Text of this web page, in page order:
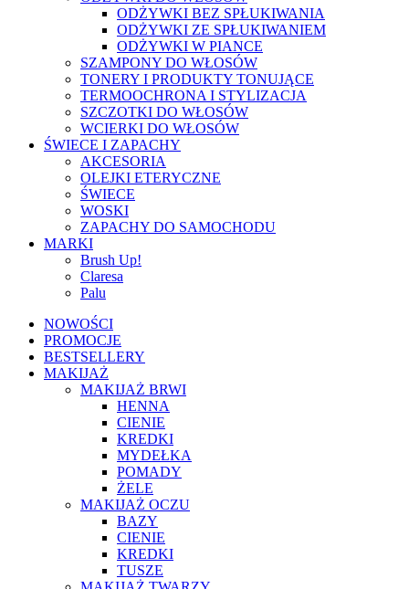
ODŻYWKI BEZ SPŁUKIWANIA
ODŻYWKI ZE SPŁUKIWANIEM
ODŻYWKI W PIANCE
SZAMPONY DO WŁOSÓW
TONERY I PRODUKTY TONUJĄCE
TERMOOCHRONA I STYLIZACJA
SZCZOTKI DO WŁOSÓW
WCIERKI DO WŁOSÓW
ŚWIECE I ZAPACHY
AKCESORIA
OLEJKI ETERYCZNE
ŚWIECE
WOSKI
ZAPACHY DO SAMOCHODU
MARKI
Brush Up!
Claresa
Palu
NOWOŚCI
PROMOCJE
BESTSELLERY
MAKIJAŻ
MAKIJAŻ BRWI
HENNA
CIENIE
KREDKI
MYDEŁKA
POMADY
ŻELE
MAKIJAŻ OCZU
BAZY
CIENIE
KREDKI
TUSZE